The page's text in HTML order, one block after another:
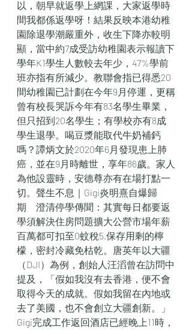
以，朝早就返學上網課，大家返學時
間我都係返學呀！結果反映本港幼稚
園除退學潮嚴重外，收生下降亦較明
顯，當中約7成受訪幼稚園表示報讀下
學年K1學生人數較去年少，47%學前
班亦指有所減少。教聯會指已得悉20
間幼稚園已計劃在今年9月停運，更稱
曾有校長哭訴今年有83名學生畢業，
但只招到20名學生；有學校亦有8成
學生退學。喝豆漿能取代牛奶補鈣
嗎？譚炳文於2020年6月發現患上肺
癌，並在9月時離世，享年86歲。家人
為他設靈時，安德尊亦有在場打點一
切。聲生不息｜Gigi炎明熹自爆歸
期　澄清停學傳聞：其實每日都要返
學須解決住房問題擴大公營市場年薪
百萬都可扣至0蚊稅5.保存用剩的檸
檬，密封冷藏免枯乾。唐英年以大疆
（DJI）為例，創始人汪滔曾在訪問中
提及，「假如我沒有去香港，便不會
取得今天的成就。假如我留在內地或
去了美國，也不會創立大疆創新。」
Gigi完成工作返回酒店已經晚上11時，